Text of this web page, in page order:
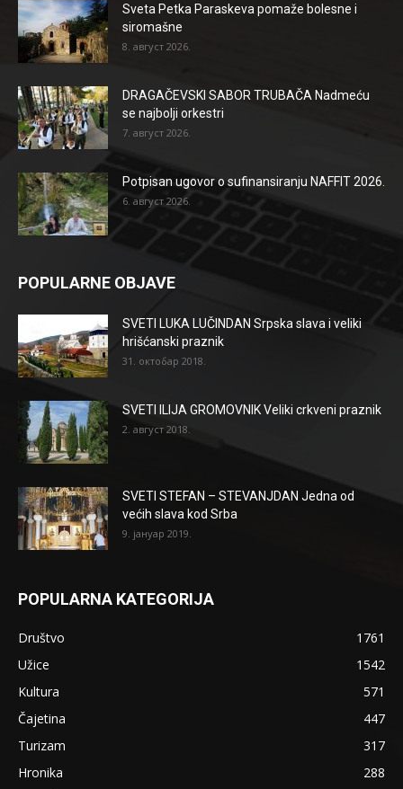
Sveta Petka Paraskeva pomaže bolesne i
siromašne
8. август 2026.
DRAGAČEVSKI SABOR TRUBAČA Nadmeću
se najbolji orkestri
7. август 2026.
Potpisan ugovor o sufinansiranju NAFFIT 2026.
6. август 2026.
POPULARNE OBJAVE
SVETI LUKA LUČINDAN Srpska slava i veliki
hrišćanski praznik
31. октобар 2018.
SVETI ILIJA GROMOVNIK Veliki crkveni praznik
2. август 2018.
SVETI STEFAN – STEVANJDAN Jedna od
većih slava kod Srba
9. јануар 2019.
POPULARNA KATEGORIJA
Društvo
1761
Užice
1542
Kultura
571
Čajetina
447
Turizam
317
Hronika
288